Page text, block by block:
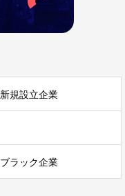
新規設立企業
ブラック企業